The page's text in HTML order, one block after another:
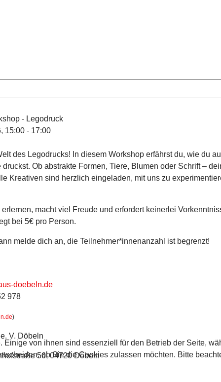
- Legodruck
15:00 - 17:00
des Legodrucks! In diesem Workshop erfährst du, wie du
Ob abstrakte Formen, Tiere, Blumen oder Schrift –
Kreativen sind herzlich eingeladen, mit uns zu
macht viel Freude und erfordert keinerlei
bei 5€ pro Person.
melde dich an, die Teilnehmer*innenanzahl ist begrenzt!
doebeln.de
978
)
V. Döbeln
56, 04720 Döbeln
Einige von ihnen sind essenziell für den Betrieb der Seite,
ob Sie die Cookies zulassen möchten. Bitte